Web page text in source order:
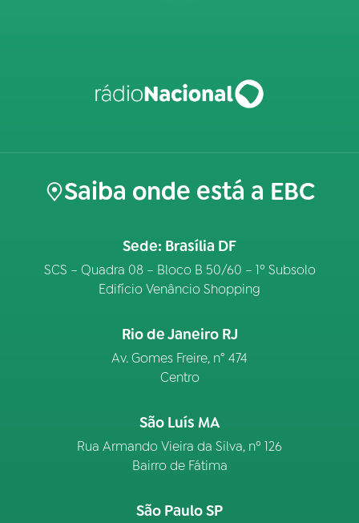
Saiba onde está a EBC
Sede: Brasília DF
SCS – Quadra 08 – Bloco B 50/60 – 1º Subsolo
Edifício Venâncio Shopping
Rio de Janeiro RJ
Av. Gomes Freire, n° 474
Centro
São Luís MA
Rua Armando Vieira da Silva, nº 126
Bairro de Fátima
São Paulo SP